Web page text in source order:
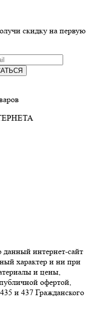
скидку на первую
интернет-сайт
характер и ни при
и цены,
офертой,
и 437 Гражданского